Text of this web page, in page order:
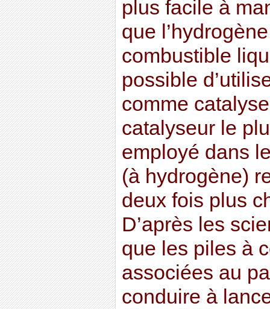
plus facile à
que
combustible
possible
comme
catalyseur le
employé dans
(à hydrogène)
deux fois plus
D’après les
que les piles à
associées au
conduire à